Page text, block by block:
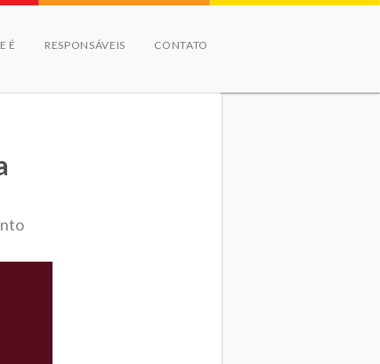
É RESPONSÁVEIS CONTATO